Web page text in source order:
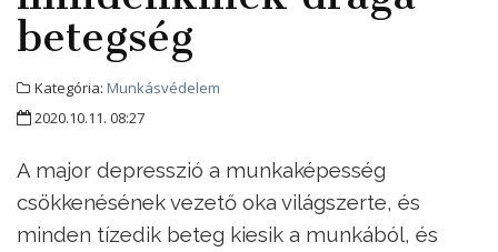
betegség
Kategória: Munkásvédelem
2020.10.11. 08:27
A major depresszió a munkaképesség
csökkenésének vezető oka világszerte, és
minden tízedik beteg kiesik a munkából, és